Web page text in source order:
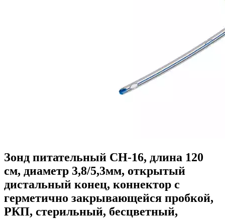
Зонд питательный CH-16, длина 120
см, диаметр 3,8/5,3мм, открытый
дистальный конец, коннектор с
герметично закрывающейся пробкой,
РКП, стерильный, бесцветный,